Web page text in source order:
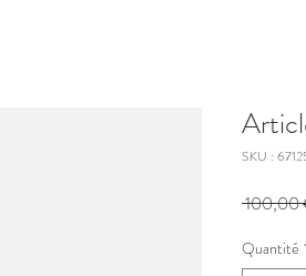
SKU :
100,00
Quantité